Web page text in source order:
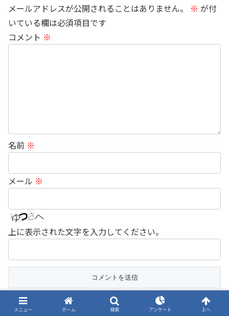
メールアドレスが公開されることはありません。 ※ が付
いている欄は必須項目です
コメント ※
名前 ※
メール ※
上に表示された文字を入力してください。
メニュー ホーム 検索 アンケート 上へ